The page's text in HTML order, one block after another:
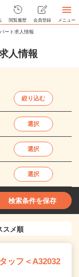
閲覧履歴 会員登録 メニュー
ート求人情報
人情報
絞り込む
選択
選択
選択
検索条件を保存
ッフ＜A32032